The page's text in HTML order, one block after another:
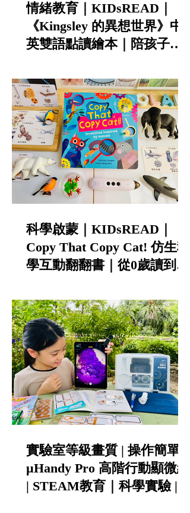
情緒教育｜KIDsREAD｜
《Kingsley 的異想世界》中
英雙語點讀繪本｜陪孩子談
科學啟蒙｜KIDsREAD｜
Copy That Copy Cat! 仿生科
學互動翻翻書｜從0歲讀到小
實驗室等級畫質 | 操作簡單 |
µHandy Pro 高階行動顯微組
| STEAM教育｜科學實驗 |